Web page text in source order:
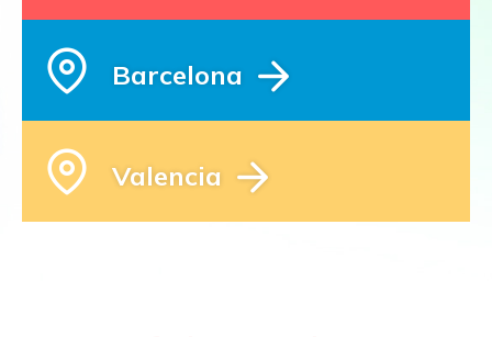
Barcelona
Valencia